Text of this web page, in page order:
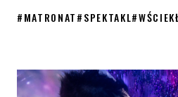
#MATRONAT#SPEKTAKL#